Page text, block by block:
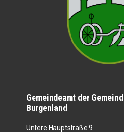
Gemeindeamt der
Burgenland
Untere Hauptstraße 9